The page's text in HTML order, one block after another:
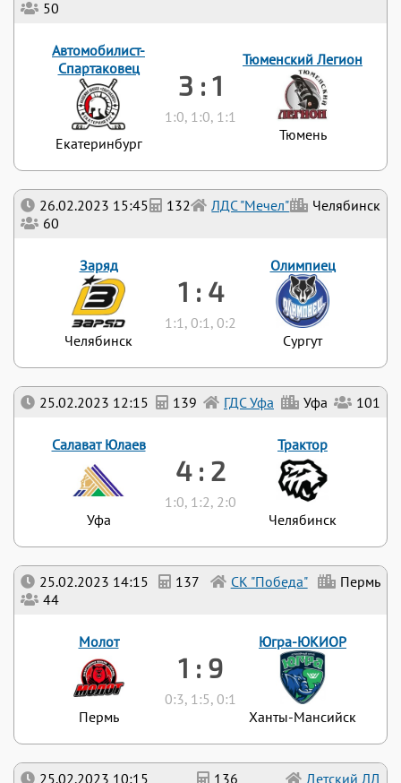
25.02.2023 10:15 136 Детский ЛД
25.02.2023 14:15 137 СК "Победа"
Пермь
44
Молот
Пермь
1 : 9
0:3, 1:5, 0:1
Югра-ЮКИОР
Ханты-Мансийск
25.02.2023 12:15 139 ГДС Уфа Уфа 101
Салават Юлаев
Уфа
4 : 2
1:0, 1:2, 2:0
Трактор
Челябинск
26.02.2023 15:45 132 ЛДС "Мечел"
Челябинск
60
Заряд
Челябинск
1 : 4
1:1, 0:1, 0:2
Олимпиец
Сургут
50
Автомобилист-
Спартаковец
Екатеринбург
3 : 1
1:0, 1:0, 1:1
Тюменский Легион
Тюмень